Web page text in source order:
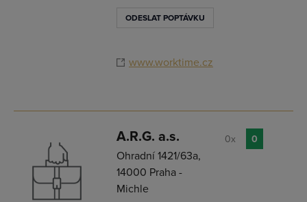
ODESLAT POPTÁVKU
www.worktime.cz
A.R.G. a.s.
Ohradní 1421/63a,
14000 Praha -
Michle
0x 0